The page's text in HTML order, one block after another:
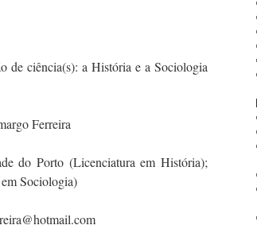
de ciência(s): a História e a Sociologia
Ferreira
do Porto (Licenciatura em História);
Sociologia)